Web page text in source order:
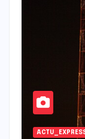
INTERNATIONAL